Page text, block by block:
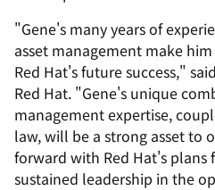
"Gene's many years of
asset management make
Red Hat's future success,"
Red Hat. "Gene's unique
management expertise,
law, will be a strong asset to
forward with Red Hat's
sustained leadership in the